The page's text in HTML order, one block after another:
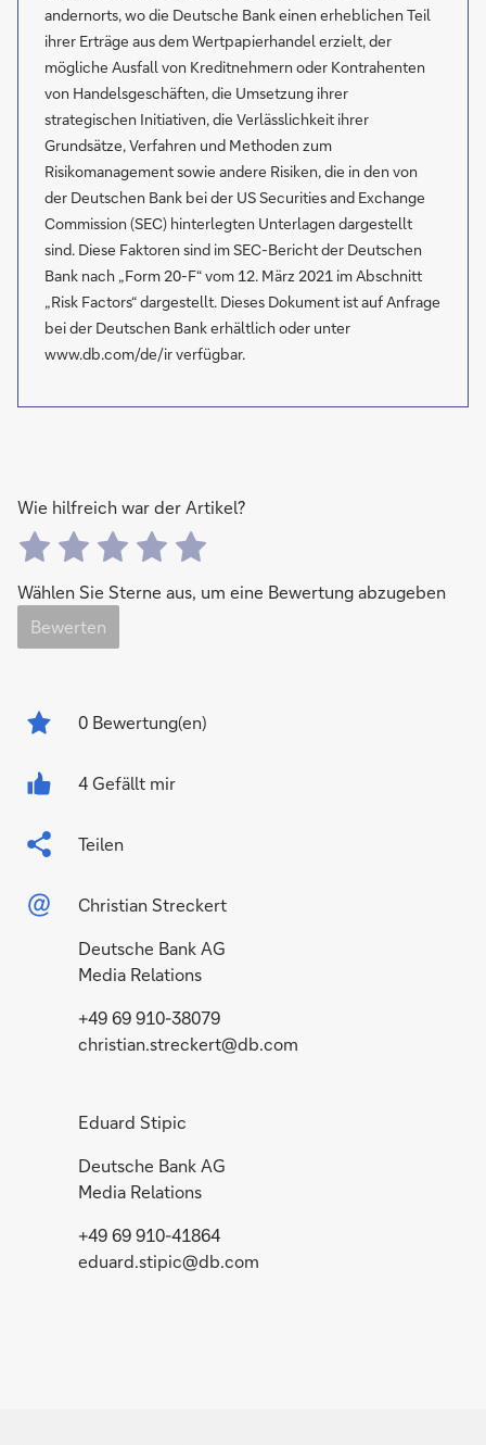
andernorts, wo die Deutsche Bank einen erheblichen Teil
ihrer Erträge aus dem Wertpapierhandel erzielt, der
mögliche Ausfall von Kreditnehmern oder Kontrahenten
von Handelsgeschäften, die Umsetzung ihrer
strategischen Initiativen, die Verlässlichkeit ihrer
Grundsätze, Verfahren und Methoden zum
Risikomanagement sowie andere Risiken, die in den von
der Deutschen Bank bei der US Securities and Exchange
Commission (SEC) hinterlegten Unterlagen dargestellt
sind. Diese Faktoren sind im SEC-Bericht der Deutschen
Bank nach „Form 20-F“ vom 12. März 2021 im Abschnitt
„Risk Factors“ dargestellt. Dieses Dokument ist auf Anfrage
bei der Deutschen Bank erhältlich oder unter
www.db.com/de/ir verfügbar.
Wie hilfreich war der Artikel?
Wählen Sie Sterne aus, um eine Bewertung abzugeben
Bewerten
0 Bewertung(en)
4 Gefällt mir
Teilen
Christian Streckert
Deutsche Bank AG
Media Relations
+49 69 910-38079
christian.streckert@db.com
Eduard Stipic
Deutsche Bank AG
Media Relations
+49 69 910-41864
eduard.stipic@db.com